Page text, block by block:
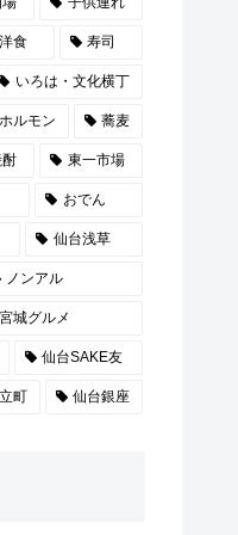
洋食 寿司
いろは・文化横丁
ルモン 蕎麦
東一市場
おでん
仙台浅草
ノンアル
宮城グルメ
仙台SAKE友
立町 仙台銀座